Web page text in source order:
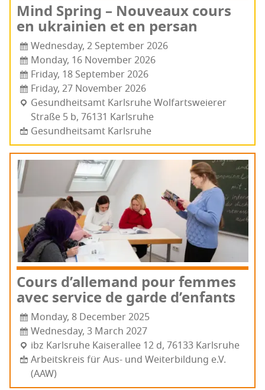
Mind Spring – Nou­veaux cours
en ukrai­nien et en persan
Wednesday, 2 September 2026
Monday, 16 November 2026
Friday, 18 September 2026
Friday, 27 November 2026
Gesund­heit­samt Karlsruhe Wol­farts­weie­rer
Straße 5 b, 76131 Karls­ruhe
Gesundheitsamt Karlsruhe
Cours d’al­le­mand pour femmes
avec ser­vice de garde d’enfants
Monday, 8 December 2025
Wednesday, 3 March 2027
ibz Karls­ruhe Kai­se­ral­lee 12 d, 76133 Karls­ruhe
Arbeitskreis für Aus- und Weiterbildung e.V.
(AAW)